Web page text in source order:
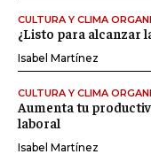
CULTURA Y CLIMA
¿Listo para alcanzar
Isabel Martínez
CULTURA Y CLIMA
Aumenta tu
laboral
Isabel Martínez